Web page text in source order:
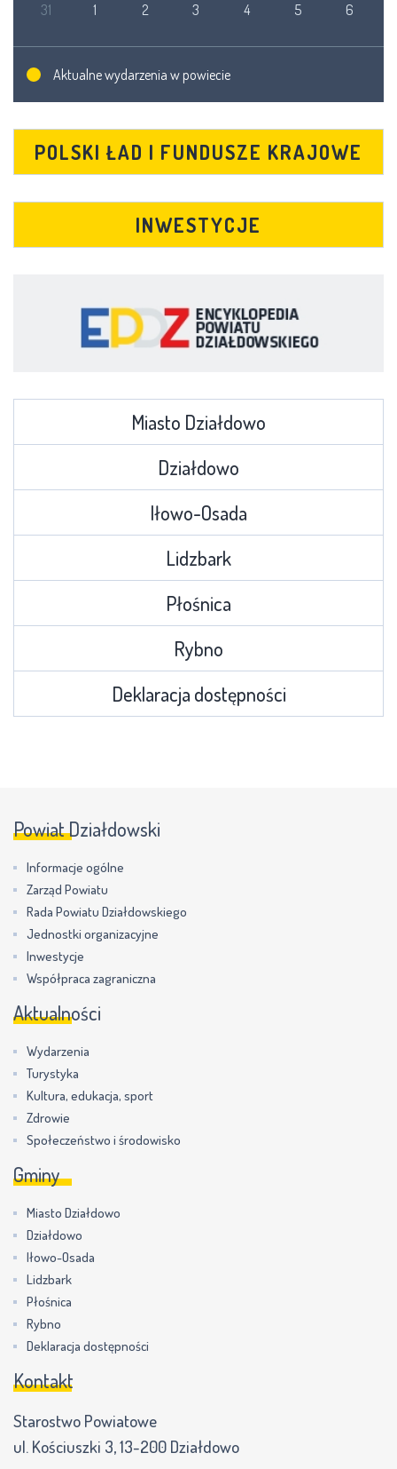
31 1 2 3 4 5 6
Aktualne wydarzenia w powiecie
POLSKI ŁAD I FUNDUSZE KRAJOWE
INWESTYCJE
Miasto Działdowo
Działdowo
Iłowo-Osada
Lidzbark
Płośnica
Rybno
Deklaracja dostępności
Powiat Działdowski
Informacje ogólne
Zarząd Powiatu
Rada Powiatu Działdowskiego
Jednostki organizacyjne
Inwestycje
Współpraca zagraniczna
Aktualności
Wydarzenia
Turystyka
Kultura, edukacja, sport
Zdrowie
Społeczeństwo i środowisko
Gminy
Miasto Działdowo
Działdowo
Iłowo-Osada
Lidzbark
Płośnica
Rybno
Deklaracja dostępności
Kontakt
Starostwo Powiatowe
ul. Kościuszki 3, 13-200 Działdowo